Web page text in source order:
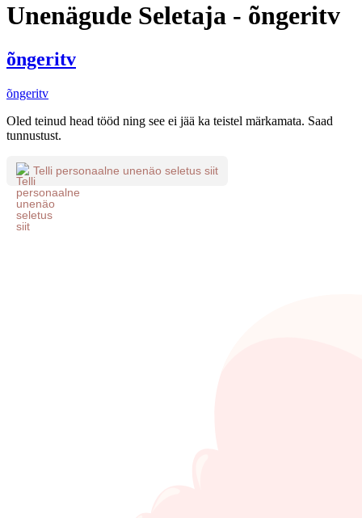
Unenägude Seletaja - õngeritv
õngeritv
õngeritv
Oled teinud head tööd ning see ei jää ka teistel märkamata. Saad
tunnustust.
Telli personaalne unenäo seletus siit